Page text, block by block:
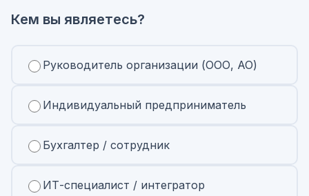
Кем вы являетесь?
Руководитель организации (ООО, АО)
Индивидуальный предприниматель
Бухгалтер / сотрудник
ИТ-специалист / интегратор